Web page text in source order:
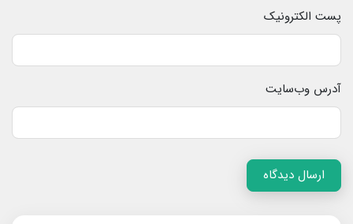
پست الکترونیک
آدرس وب‌سایت
ارسال دیدگاه